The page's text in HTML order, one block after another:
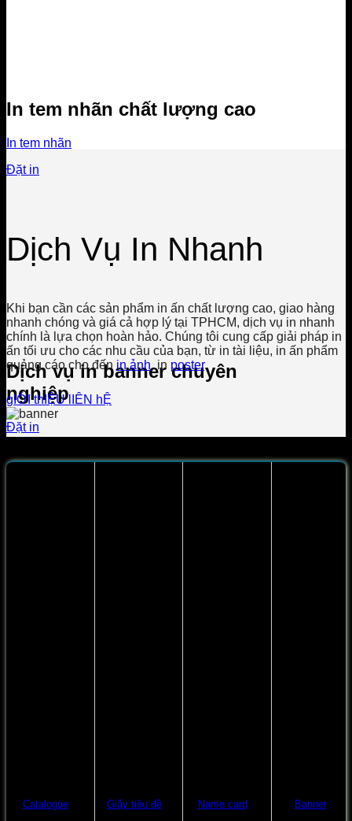
In tem nhãn chất lượng cao
In tem nhãn
Đặt in
Dịch vụ in banner chuyên
nghiệp
Đặt in
Dịch Vụ In Nhanh
Khi bạn cần các sản phẩm in ấn chất lượng cao, giao hàng
nhanh chóng và giá cả hợp lý tại TPHCM, dịch vụ in nhanh
chính là lựa chọn hoàn hảo. Chúng tôi cung cấp giải pháp in
ấn tối ưu cho các nhu cầu của bạn, từ in tài liệu, in ấn phẩm
quảng cáo cho đến in ảnh, in poster.
gIỚI thIỆU lIÊN hỆ
Catalogue Giấy tiêu đề Name card Banner